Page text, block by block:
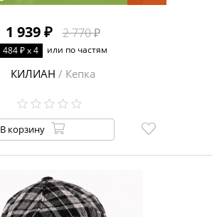
1 939 ₽ 2 770 ₽
484 ₽ x 4 или по частям
КИЛИАН / Кепка
В корзину